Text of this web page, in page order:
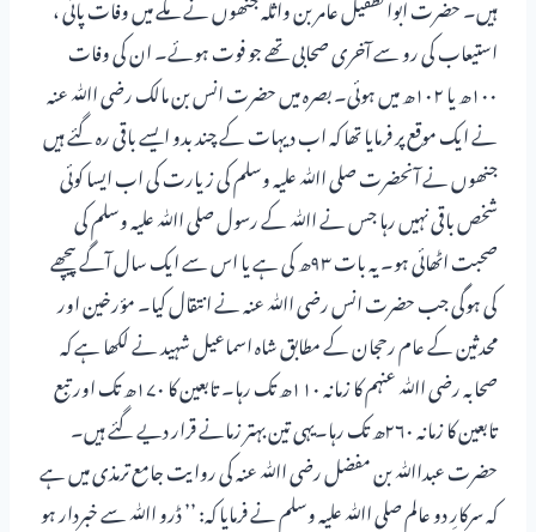
استیعاب کی رو سے آخری صحابی تھے جو فوت ہوئے۔ ان کی وفات
۱۰۰ھ یا ۱۰۲ھ میں ہوئی۔ بصرہ میں حضرت انس بن مالک رضی اﷲ عنہ
نے ایک موقع پر فرمایا تھا کہ اب دیہات کے چند بدو ایسے باقی رہ گئے ہیں
جنھوں نے آنحضرت صلی اﷲ علیہ وسلم کی زیارت کی اب ایسا کوئی
شخص باقی نہیں رہا جس نے اﷲ کے رسول صلی اﷲ علیہ وسلم کی
صحبت اٹھائی ہو۔ یہ بات ۹۳ھ کی ہے یا اس سے ایک سال آگے پیچھے
کی ہوگی جب حضرت انس رضی اﷲ عنہ نے انتقال کیا۔ مؤرخین اور
محدثین کے عام رحجان کے مطابق شاہ اسماعیل شہید نے لکھا ہے کہ
صحابہ رضی اﷲ عنہم کا زمانہ ۱۱۰ھ تک رہا۔ تابعین کا ۱۷۰ھ تک اور تبع
تابعین کا زمانہ ۲۶۰ھ تک رہا۔یہی تین بہتر زمانے قرار دیے گئے ہیں۔
حضرت عبداﷲ بن مفضل رضی اﷲ عنہ کی روایت جامع ترمذی میں ہے
کہ سرکارِ دو عالم صلی اﷲ علیہ وسلم نے فرمایا کہ: ’’ ڈرو اﷲ سے خبردار ہو